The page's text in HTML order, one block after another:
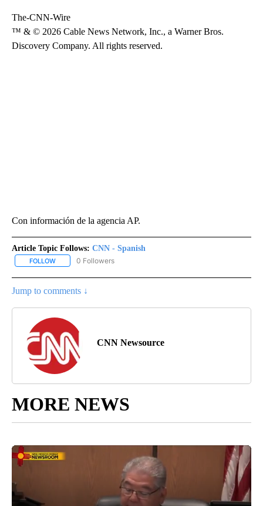
The-CNN-Wire
™ & © 2026 Cable News Network, Inc., a Warner Bros.
Discovery Company. All rights reserved.
Con información de la agencia AP.
Article Topic Follows: CNN - Spanish
FOLLOW FOLLOW "CNN - SPANISH" TO RECEIVE NOTIFICATIONS ABOUT
0 Followers
Jump to comments ↓
CNN Newsource
MORE NEWS